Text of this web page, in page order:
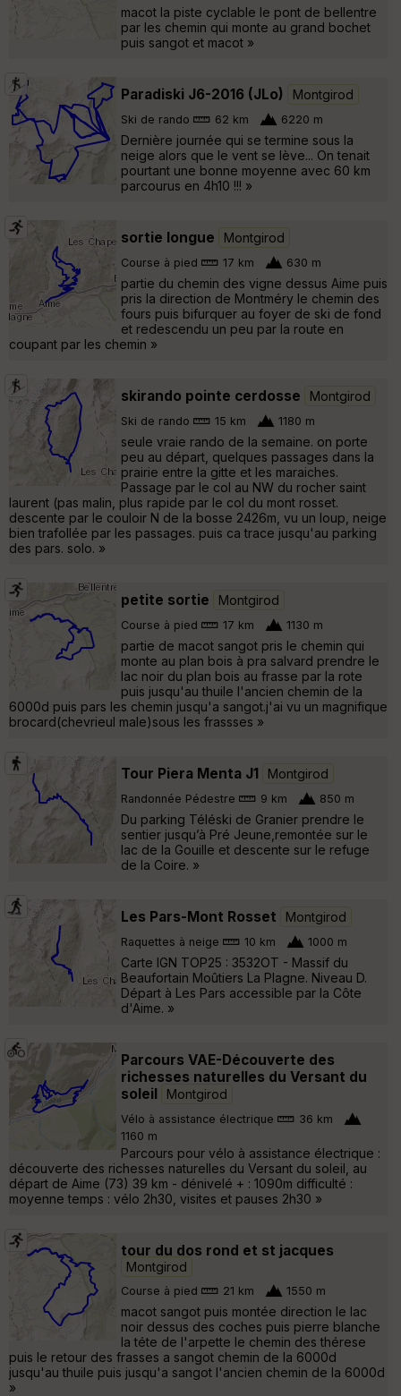
macot la piste cyclable le pont de bellentre
par les chemin qui monte au grand bochet
puis sangot et macot »
Paradiski J6-2016 (JLo) Montgirod
Ski de rando 62 km 6220 m
Dernière journée qui se termine sous la
neige alors que le vent se lève... On tenait
pourtant une bonne moyenne avec 60 km
parcourus en 4h10 !!! »
sortie longue Montgirod
Course à pied 17 km 630 m
partie du chemin des vigne dessus Aime puis
pris la direction de Montméry le chemin des
fours puis bifurquer au foyer de ski de fond
et redescendu un peu par la route en
coupant par les chemin »
skirando pointe cerdosse Montgirod
Ski de rando 15 km 1180 m
seule vraie rando de la semaine. on porte
peu au départ, quelques passages dans la
prairie entre la gitte et les maraiches.
Passage par le col au NW du rocher saint
laurent (pas malin, plus rapide par le col du mont rosset.
descente par le couloir N de la bosse 2426m, vu un loup, neige
bien trafollée par les passages. puis ca trace jusqu'au parking
des pars. solo. »
petite sortie Montgirod
Course à pied 17 km 1130 m
partie de macot sangot pris le chemin qui
monte au plan bois à pra salvard prendre le
lac noir du plan bois au frasse par la rote
puis jusqu'au thuile l'ancien chemin de la
6000d puis pars les chemin jusqu'a sangot.j'ai vu un magnifique
brocard(chevrieul male)sous les frassses »
Tour Piera Menta J1 Montgirod
Randonnée Pédestre 9 km 850 m
Du parking Téléski de Granier prendre le
sentier jusqu’à Pré Jeune,remontée sur le
lac de la Gouille et descente sur le refuge
de la Coire. »
Les Pars-Mont Rosset Montgirod
Raquettes à neige 10 km 1000 m
Carte IGN TOP25 : 3532OT - Massif du
Beaufortain Moûtiers La Plagne. Niveau D.
Départ à Les Pars accessible par la Côte
d'Aime. »
Parcours VAE-Découverte des
richesses naturelles du Versant du
soleil
Montgirod
Vélo à assistance électrique
36 km
1160 m
Parcours pour vélo à assistance électrique :
découverte des richesses naturelles du Versant du soleil, au
départ de Aime (73) 39 km - dénivelé + : 1090m difficulté :
moyenne temps : vélo 2h30, visites et pauses 2h30 »
tour du dos rond et st jacques
Montgirod
Course à pied 21 km 1550 m
macot sangot puis montée direction le lac
noir dessus des coches puis pierre blanche
la téte de l'arpette le chemin des thérese
puis le retour des frasses a sangot chemin de la 6000d
jusqu'au thuile puis jusqu'a sangot l'ancien chemin de la 6000d
»